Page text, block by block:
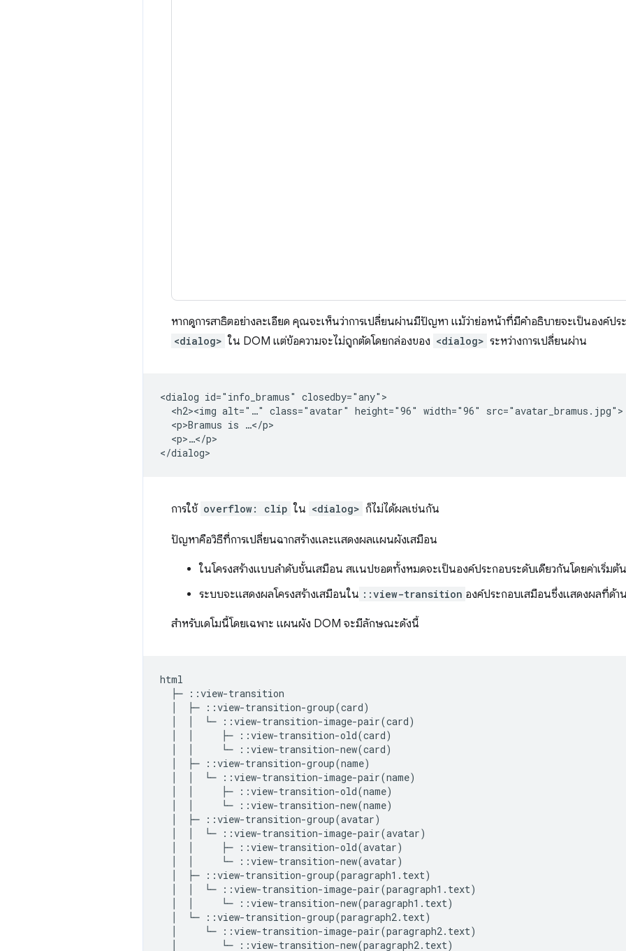
หากดูการสาธิตอย่างละเอียด คุณจะเห็นว่าการเปลี่ยนผ่านมีปัญหา แม้ว่าย่อหน้าที่มีคำอธิบายจะเป็นองค์ป
<dialog> ใน DOM แต่ข้อความจะไม่ถูกตัดโดยกล่องของ <dialog> ระหว่างการเปลี่ยนผ่าน
<dialog id="info_bramus" closedby="any">
<h2><img alt="…" class="avatar" height="96" width="96"
  <p>Bramus is …</p>
  <p>…</p>
การใช้ overflow: clip ใน <dialog> ก็ไม่ได้ผลเช่นกัน
ปัญหาคือวิธีที่การเปลี่ยนฉากสร้างและแสดงผลแผนผังเสมือน
ในโครงสร้างแบบลำดับชั้นเสมือน สแนปชอตทั้งหมดจะเป็นองค์ประกอบระดับเดียวกันโดยค่าเริ่มต้น
ระบบจะแสดงผลโครงสร้างเสมือนใน ::view-transition องค์ประกอบเสมือนซึ่งแสดงผลที่ด้า
สำหรับเดโมนี้โดยเฉพาะ แผนผัง DOM จะมีลักษณะดังนี้
html
  ├─ ::view-transition
  │  ├─ ::view-transition-group(card)
  │  │  └─ ::view-transition-image-pair(card)
  │  │     ├─ ::view-transition-old(card)
  │  │     └─ ::view-transition-new(card)
  │  ├─ ::view-transition-group(name)
  │  │  └─ ::view-transition-image-pair(name)
  │  │     ├─ ::view-transition-old(name)
  │  │     └─ ::view-transition-new(name)
  │  ├─ ::view-transition-group(avatar)
  │  │  └─ ::view-transition-image-pair(avatar)
  │  │     ├─ ::view-transition-old(avatar)
  │  │     └─ ::view-transition-new(avatar)
  │  ├─ ::view-transition-group(paragraph1.text)
  │  │  └─ ::view-transition-image-pair(paragraph1.text)
  │  │     └─ ::view-transition-new(paragraph1.text)
  │  └─ ::view-transition-group(paragraph2.text)
  │     └─ ::view-transition-image-pair(paragraph2.text)
  │        └─ ::view-transition-new(paragraph2.text)